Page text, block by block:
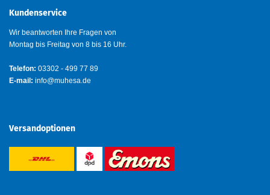
Kundenservice
Wir beantworten Ihre Fragen von
Montag bis Freitag von 8 bis 16 Uhr.
Telefon: 03302 - 499 77 89
E-mail: info@muhesa.de
Versandoptionen